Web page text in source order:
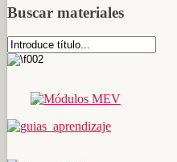
Buscar materiales